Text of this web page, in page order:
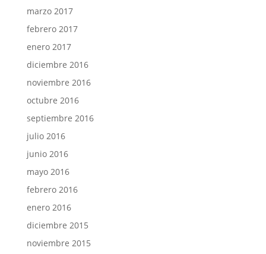
marzo 2017
febrero 2017
enero 2017
diciembre 2016
noviembre 2016
octubre 2016
septiembre 2016
julio 2016
junio 2016
mayo 2016
febrero 2016
enero 2016
diciembre 2015
noviembre 2015